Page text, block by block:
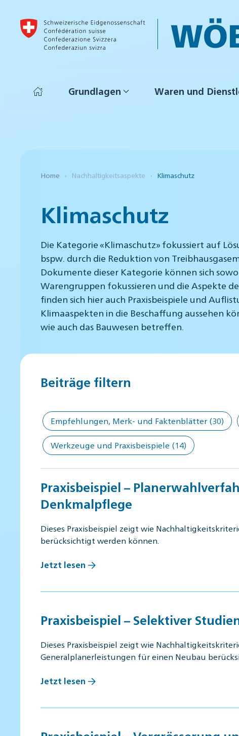
Skip to main content
Grundlagen Waren und
Home Nachhaltigkeitsaspekte Klimaschutz
Klimaschutz
Die Kategorie «Klimaschutz» fokussiert auf
bspw. durch die Reduktion von
Dokumente dieser Kategorie können sich
Warengruppen fokussieren und die Aspekte
finden sich hier auch Praxisbeispiele und
Klimaaspekten in die Beschaffung aussehen
wie auch das Bauwesen betreffen.
Beiträge filtern
Empfehlungen, Merk- und Faktenblätter (30)
Werkzeuge und Praxisbeispiele (14)
Praxisbeispiel –
Denkmalpflege
Dieses Praxisbeispiel zeigt wie
berücksichtigt werden können.
Jetzt lesen
Praxisbeispiel – Selektiver
Dieses Praxisbeispiel zeigt wie
Generalplanerleistungen für einen Neubau
Jetzt lesen